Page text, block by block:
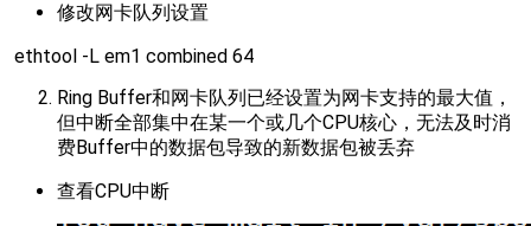
修改网卡队列设置
ethtool -L em1 combined 64
Ring Buffer和网卡队列已经设置为网卡支持的最大值，
但中断全部集中在某一个或几个CPU核心，无法及时消
费Buffer中的数据包导致的新数据包被丢弃
查看CPU中断